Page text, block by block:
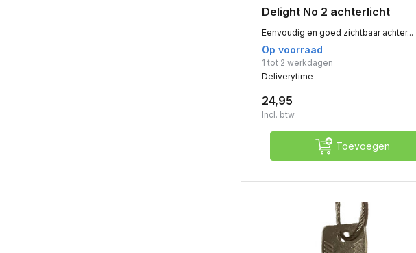
Delight No 2 achterlicht
Eenvoudig en goed zichtbaar achter...
Op voorraad
1 tot 2 werkdagen
Deliverytime
24,95
Incl. btw
Toevoegen